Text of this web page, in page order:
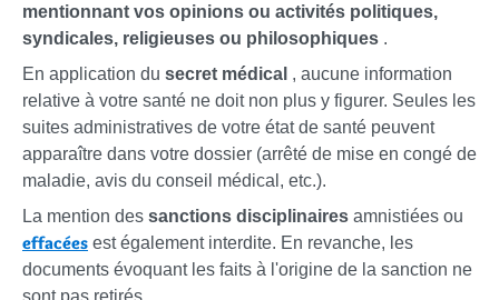
mentionnant vos opinions ou activités politiques,
syndicales, religieuses ou philosophiques .
En application du secret médical , aucune information
relative à votre santé ne doit non plus y figurer. Seules les
suites administratives de votre état de santé peuvent
apparaître dans votre dossier (arrêté de mise en congé de
maladie, avis du conseil médical, etc.).
La mention des sanctions disciplinaires amnistiées ou
effacées est également interdite. En revanche, les
documents évoquant les faits à l'origine de la sanction ne
sont pas retirés.